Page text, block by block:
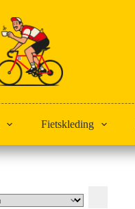
Fietskleding